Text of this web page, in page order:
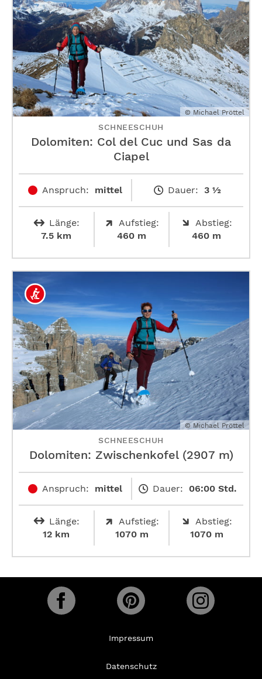
© Michael Pröttel
SCHNEESCHUH
Dolomiten: Col del Cuc und Sas da
Ciapel
Anspruch: mittel Dauer: 3 ½
Länge:
7.5 km
Aufstieg:
460 m
Abstieg:
460 m
© Michael Pröttel
SCHNEESCHUH
Dolomiten: Zwischenkofel (2907 m)
Anspruch: mittel Dauer: 06:00 Std.
Länge:
12 km
Aufstieg:
1070 m
Abstieg:
1070 m
Impressum
Datenschutz